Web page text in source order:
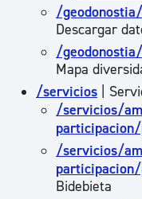
/
Descargar
/
Mapa
/servicios |
/servicios/
/servicios/
Bidebieta